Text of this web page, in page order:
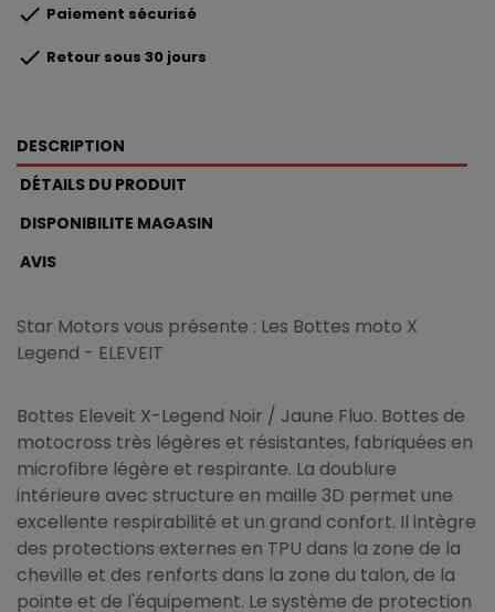
 Paiement sécurisé
 Retour sous 30 jours
DESCRIPTION
DÉTAILS DU PRODUIT
DISPONIBILITE MAGASIN
AVIS
Star Motors vous présente : Les Bottes moto X
Legend - ELEVEIT
Bottes Eleveit X-Legend Noir / Jaune Fluo. Bottes de
motocross très légères et résistantes, fabriquées en
microfibre légère et respirante. La doublure
intérieure avec structure en maille 3D permet une
excellente respirabilité et un grand confort. Il intègre
des protections externes en TPU dans la zone de la
cheville et des renforts dans la zone du talon, de la
pointe et de l'équipement. Le système de protection